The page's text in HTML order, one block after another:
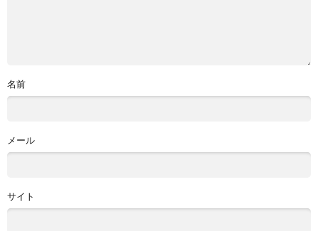
名前
メール
サイト